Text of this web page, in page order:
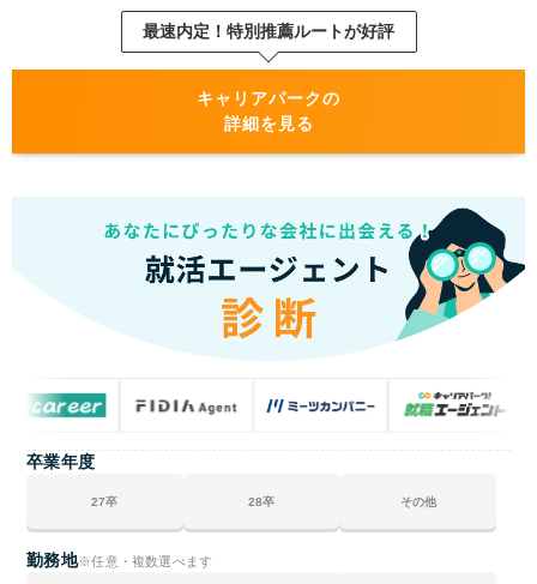
キャリアパークの利用の流れ#2 担当者と面談
キャリアパークの利用の流れ#3 求人紹介
キャリアパークの利用の流れ#4 書類選考・面接選考
キャリアパークの利用の流れ#5 内定
キャリアパークで内定を獲得するためのポイント#1
LINE連絡を活用してスピーディにやり取りをすすめ
キャリアパークで内定を獲得するためのポイント#2
興味のある業界以外の求人も紹介してもらい、選択
肢を広げる
キャリアパークで内定を獲得するためのポイント#3
う担当を選ぶ
キャリアパークで内定を獲得するためのポイント#4
面接のフィードバックは積極的にもらい、次に活か
す
最速内定！特別推薦ルートが好評
キャリアパークの
詳細を見る
卒業年度
27卒 28卒 その他
勤務地※任意・複数選べます